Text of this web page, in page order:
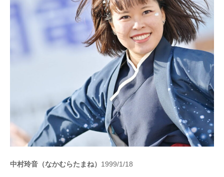
中村玲音（なかむらたまね） 1999/1/18